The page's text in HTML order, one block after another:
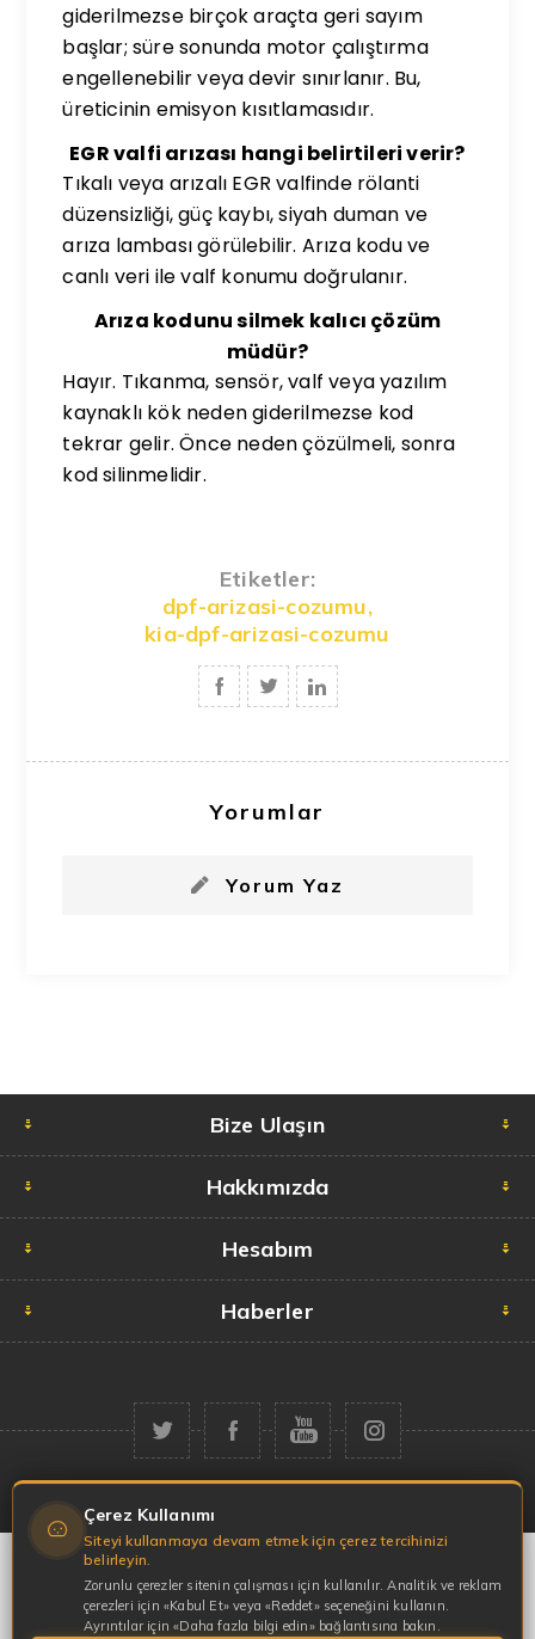
giderilmezse birçok araçta geri sayım
başlar; süre sonunda motor çalıştırma
engellenebilir veya devir sınırlanır. Bu,
üreticinin emisyon kısıtlamasıdır.
EGR valfi arızası hangi belirtileri verir?
Tıkalı veya arızalı EGR valfinde rölanti
düzensizliği, güç kaybı, siyah duman ve
arıza lambası görülebilir. Arıza kodu ve
canlı veri ile valf konumu doğrulanır.
Arıza kodunu silmek kalıcı çözüm
müdür?
Hayır. Tıkanma, sensör, valf veya yazılım
kaynaklı kök neden giderilmezse kod
tekrar gelir. Önce neden çözülmeli, sonra
kod silinmelidir.
Etiketler:
dpf-arizasi-cozumu,
kia-dpf-arizasi-cozumu
Yorumlar
Yorum Yaz
Bize Ulaşın
Hakkımızda
Hesabım
Haberler
Telif hakkı © 2026 Garaj Market. Tüm hakları saklıdır.
Çerez Kullanımı
Siteyi kullanmaya devam etmek için çerez tercihinizi
belirleyin.
Zorunlu çerezler sitenin çalışması için kullanılır. Analitik ve reklam
çerezleri için «Kabul Et» veya «Reddet» seçeneğini kullanın.
Ayrıntılar için «Daha fazla bilgi edin» bağlantısına bakın.